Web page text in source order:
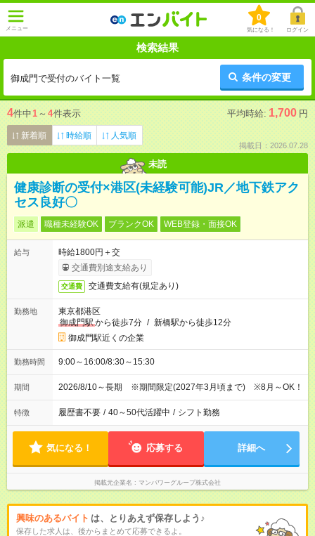
メニュー
0
気になる！ ログイン
検索結果
御成門で受付のバイト一覧 条件の変更
4件中1 ～ 4件表示 平均時給: 1,700 円
新着順 時給順 人気順
掲載日：2026.07.28
未読
健康診断の受付×港区(未経験可能)JR／地下鉄アク
セス良好〇
派遣 職種未経験OK ブランクOK WEB登録・面接OK
給与
時給1800円＋交
交通費別途支給あり
交通費 交通費支給有(規定あり)
勤務地
東京都港区
御成門駅から徒歩7分 / 新橋駅から徒歩12分
御成門駅近くの企業
勤務時間 9:00～16:00/8:30～15:30
期間 2026/8/10～長期 ※期間限定(2027年3月頃まで) ※8月～OK！
特徴 履歴書不要 / 40～50代活躍中 / シフト勤務
気になる！ 応募する 詳細へ
掲載元企業名 マンパワーグループ株式会社
興味のあるバイト は、とりあえず保存しよう♪
保存した求人は、後からまとめて応募できるよ。